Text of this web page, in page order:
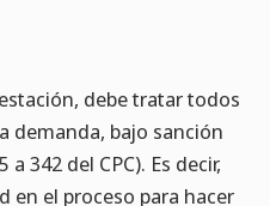
debe tratar todos
demanda, bajo sanción
342 del CPC). Es decir,
el proceso para hacer